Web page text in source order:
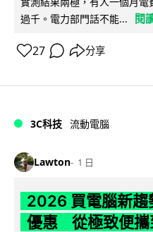
過千。電力部門話不能...
閱
27 分享
3C科技 流動電腦
Lawton 1 日
2026 買電腦新趨
優惠 從極致便攜